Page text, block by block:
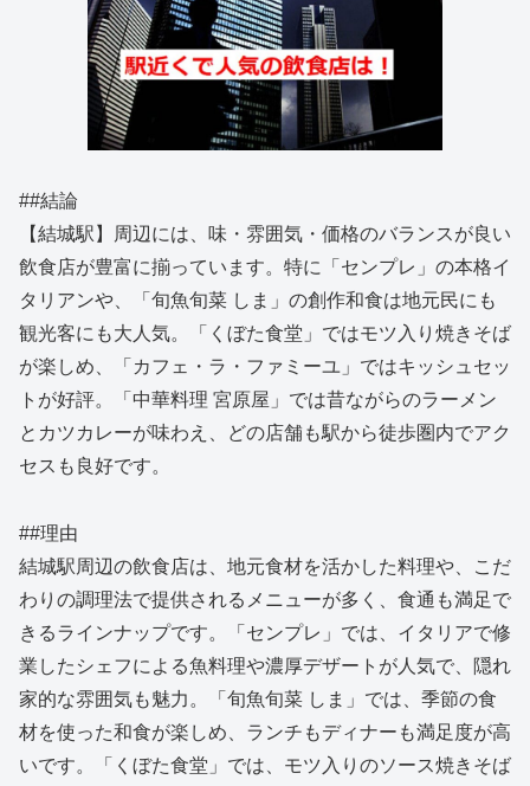
##結論
【結城駅】周辺には、味・雰囲気・価格のバランスが良い
飲食店が豊富に揃っています。特に「センプレ」の本格イ
タリアンや、「旬魚旬菜 しま」の創作和食は地元民にも
観光客にも大人気。「くぼた食堂」ではモツ入り焼きそば
が楽しめ、「カフェ・ラ・ファミーユ」ではキッシュセッ
トが好評。「中華料理 宮原屋」では昔ながらのラーメン
とカツカレーが味わえ、どの店舗も駅から徒歩圏内でアク
セスも良好です。
##理由
結城駅周辺の飲食店は、地元食材を活かした料理や、こだ
わりの調理法で提供されるメニューが多く、食通も満足で
きるラインナップです。「センプレ」では、イタリアで修
業したシェフによる魚料理や濃厚デザートが人気で、隠れ
家的な雰囲気も魅力。「旬魚旬菜 しま」では、季節の食
材を使った和食が楽しめ、ランチもディナーも満足度が高
いです。「くぼた食堂」では、モツ入りのソース焼きそば